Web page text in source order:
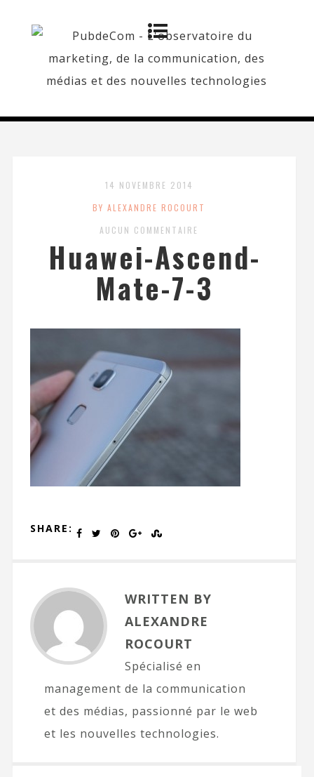
14 NOVEMBRE 2014
BY ALEXANDRE ROCOURT
AUCUN COMMENTAIRE
Huawei-Ascend-
Mate-7-3
SHARE:
WRITTEN BY
ALEXANDRE
ROCOURT
Spécialisé en
management de la communication
et des médias, passionné par le web
et les nouvelles technologies.